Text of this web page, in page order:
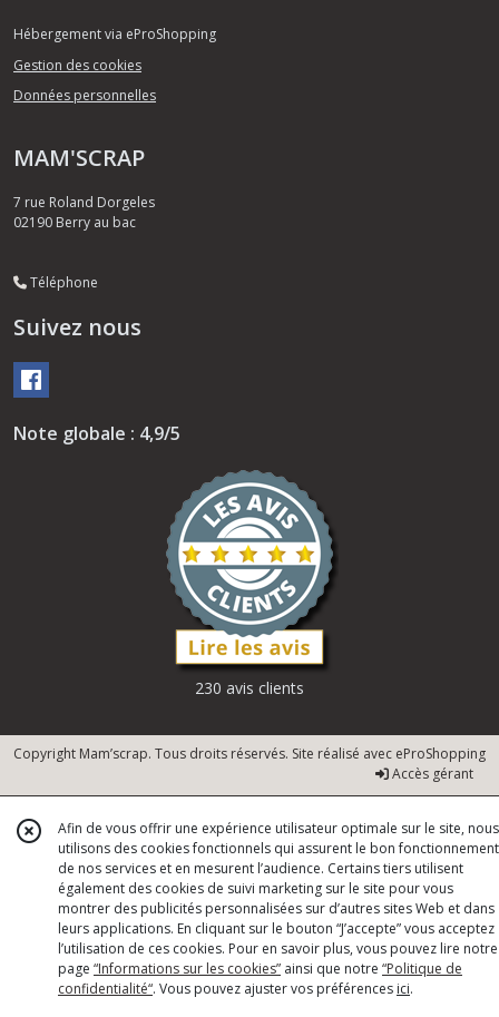
Hébergement via eProShopping
Gestion des cookies
Données personnelles
MAM'SCRAP
7 rue Roland Dorgeles
02190 Berry au bac
Téléphone
Suivez nous
Note globale : 4,9/5
230 avis clients
Copyright Mam’scrap. Tous droits réservés. Site réalisé avec eProShopping
Accès gérant
Afin de vous offrir une expérience utilisateur optimale sur le site, nous
utilisons des cookies fonctionnels qui assurent le bon fonctionnement
de nos services et en mesurent l’audience. Certains tiers utilisent
également des cookies de suivi marketing sur le site pour vous
montrer des publicités personnalisées sur d’autres sites Web et dans
leurs applications. En cliquant sur le bouton “J’accepte” vous acceptez
l’utilisation de ces cookies. Pour en savoir plus, vous pouvez lire notre
page “Informations sur les cookies” ainsi que notre “Politique de
confidentialité“. Vous pouvez ajuster vos préférences ici.